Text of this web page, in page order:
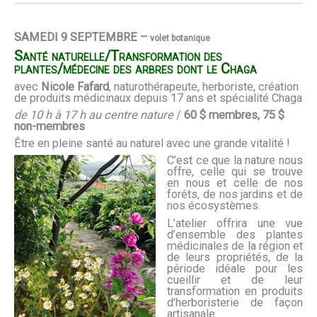
SAMEDI 9 SEPTEMBRE – volet botanique
Santé naturelle/Transformation des
plantes/médecine des arbres dont le Chaga
avec Nicole Fafard, naturothérapeute, herboriste, création
de produits médicinaux depuis 17 ans et spécialité Chaga
de 10 h à 17 h au centre nature/ 60 $ membres, 75 $
non-membres
Être en pleine santé au naturel avec une grande vitalité !
C’est ce que la nature nous
offre, celle qui se trouve
en nous et celle de nos
forêts, de nos jardins et de
nos écosystèmes.
L’atelier offrira une vue
d’ensemble des plantes
médicinales de la région et
de leurs propriétés, de la
période idéale pour les
cueillir et de leur
transformation en produits
d’herboristerie de façon
artisanale.